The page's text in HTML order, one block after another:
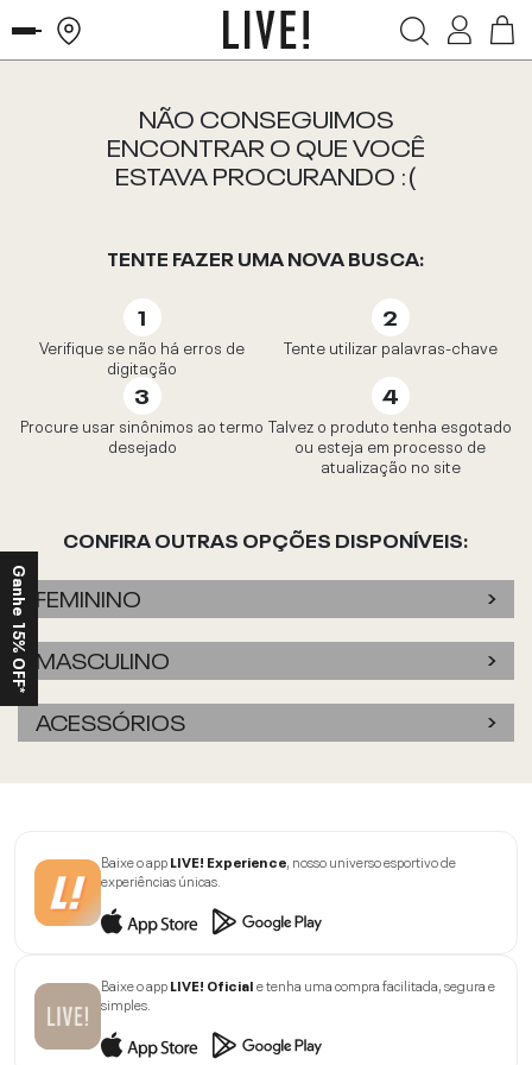
NÃO CONSEGUIMOS
ENCONTRAR O QUE VOCÊ
ESTAVA PROCURANDO :(
TENTE FAZER UMA NOVA BUSCA:
Verifique se não há erros de
digitação
Tente utilizar palavras-chave
Procure usar sinônimos ao termo
desejado
Talvez o produto tenha esgotado
ou esteja em processo de
atualização no site
CONFIRA OUTRAS OPÇÕES DISPONÍVEIS:
FEMININO
MASCULINO
ACESSÓRIOS
Baixe o appLIVE! Experience, nosso universo esportivo de
experiências únicas.
Baixe o appLIVE! Oficiale tenha uma compra facilitada, segura e
simples.
Ganhe 15% OFF*